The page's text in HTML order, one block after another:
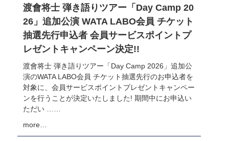
渡會将士 弾き語りツアー「Day Camp 20
26」追加公演 WATA LABO会員 チケット
抽選先行申込者 会員サービスポイントプ
レゼントキャンペーン決定!!
渡會将士 弾き語りツアー「Day Camp 2026」追加公
演のWATA LABO会員 チケット抽選先行のお申込者を
対象に、会員サービスポイントプレゼントキャンペー
ンを行うことが決定いたしました! 期間中にお申込い
ただい ……
more…